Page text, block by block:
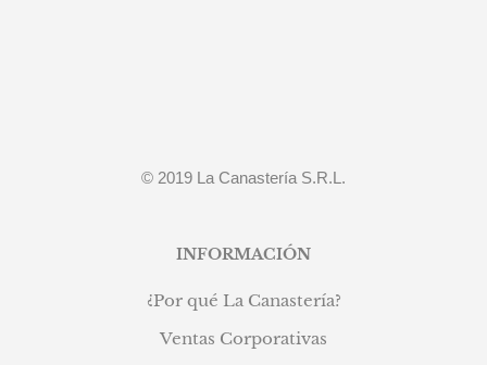
© 2019 La Canastería S.R.L.
INFORMACIÓN
¿Por qué La Canastería?
Ventas Corporativas